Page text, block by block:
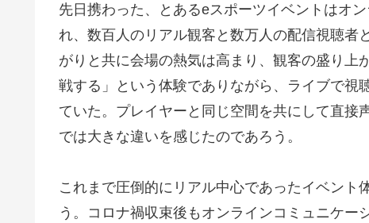
先日携わった、とあるeスポーツイベントはオ
れ、数百人のリアル観客と数万人の配信視聴者
がりと共に会場の熱気は高まり、観客の盛り上
戦する」という体験でありながら、ライブで視
ていた。プレイヤーと同じ空間を共にして直接
では大きな違いを感じたのであろう。
これまで圧倒的にリアル中心であったイベント
う。コロナ禍収束後もオンラインコミュニケー